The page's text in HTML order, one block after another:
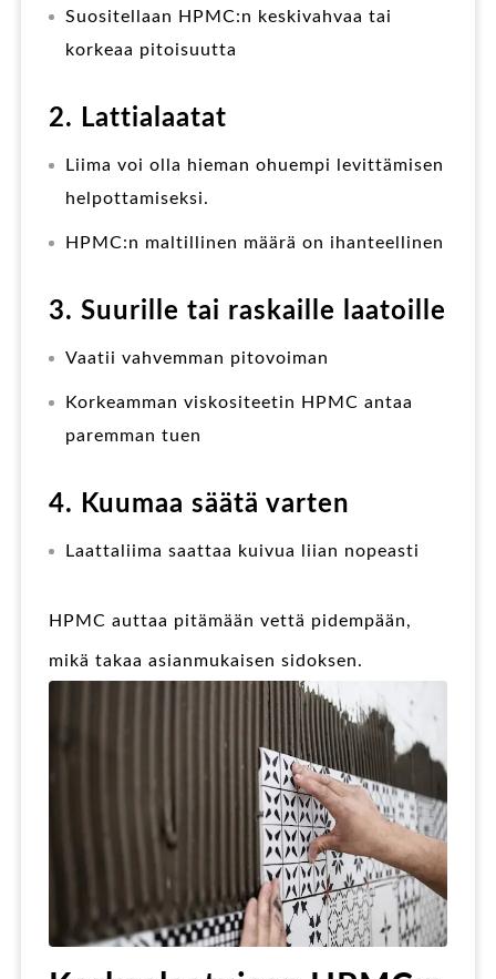
Suositellaan HPMC:n keskivahvaa tai
korkeaa pitoisuutta
2. Lattialaatat
Liima voi olla hieman ohuempi levittämisen
helpottamiseksi.
HPMC:n maltillinen määrä on ihanteellinen
3. Suurille tai raskaille laatoille
Vaatii vahvemman pitovoiman
Korkeamman viskositeetin HPMC antaa
paremman tuen
4. Kuumaa säätä varten
Laattaliima saattaa kuivua liian nopeasti
HPMC auttaa pitämään vettä pidempään,
mikä takaa asianmukaisen sidoksen.